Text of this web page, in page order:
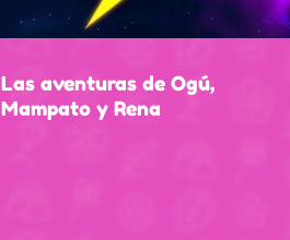
Las aventuras de Ogú,
Mampato y Rena